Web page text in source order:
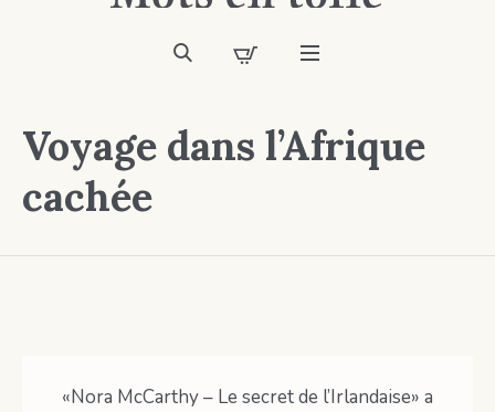
Voyage dans l’Afrique
cachée
«Nora McCarthy – Le secret de l’Irlandaise» a